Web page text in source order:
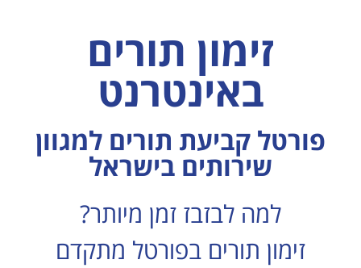
זימון תורים
באינטרנט
פורטל קביעת תורים למגוון
שירותים בישראל
למה לבזבז זמן מיותר?
זימון תורים בפורטל מתקדם